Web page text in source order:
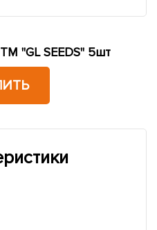
"GL SEEDS" 5шт